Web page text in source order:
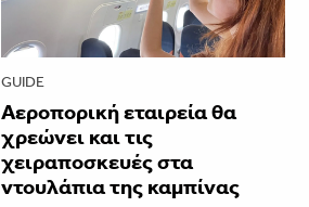
GUIDE
Αεροπορική εταιρεία θα
χρεώνει και τις
χειραποσκευές στα
ντουλάπια της καμπίνας